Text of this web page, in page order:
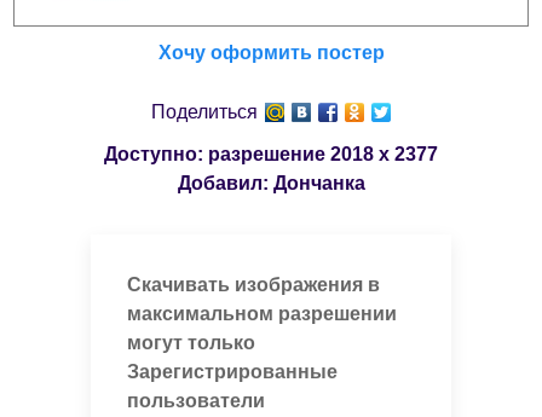
Хочу оформить постер
Поделиться
Доступно: разрешение 2018 x 2377
Добавил: Дончанка
Скачивать изображения в
максимальном разрешении
могут только
Зарегистрированные
пользователи